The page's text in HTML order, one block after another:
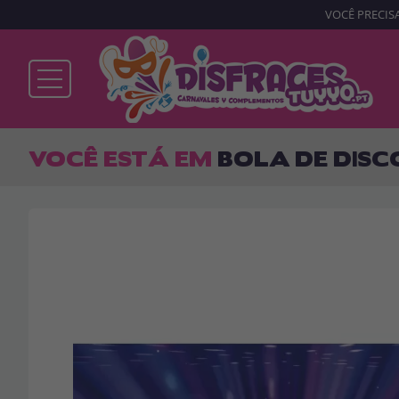
Já sou cliente
VOCÊ
VOCÊ ESTÁ EM BOLA DE